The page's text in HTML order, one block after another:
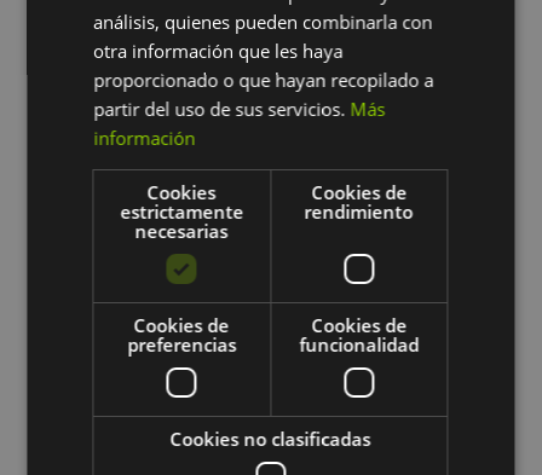
Ver más
Enseñanza
particular
comprender las asignaturas
de una manera más profunda
más práctica… Clases en las que dejar
de pensar en todo lo que deben
análisis, quienes pueden combinarla con
otra información que les haya
proporcionado o que hayan recopilado a
partir del uso de sus servicios. Más
información
Cookies
estrictamente
necesarias
Cookies de
rendimiento
Cookies de
preferencias
Cookies de
funcionalidad
Cookies no clasificadas